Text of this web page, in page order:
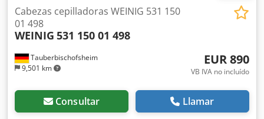
Tauberbischofsheim
9,501 km
Cabezas cepilladoras WEINIG 531 150
01 498
WEINIG 531 150 01 498
EUR 890
VB IVA no incluído
Consultar Llamar